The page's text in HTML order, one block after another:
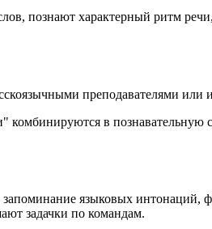
познают характерный ритм
преподавателями
в познавательную
языковых интонаций,
задачки по командам.